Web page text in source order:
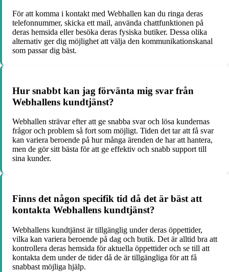
För att komma i kontakt med Webhallen kan du ringa deras
telefonnummer, skicka ett mail, använda chattfunktionen på
deras hemsida eller besöka deras fysiska butiker. Dessa olika
alternativ ger dig möjlighet att välja den kommunikationskanal
som passar dig bäst.
Hur snabbt kan jag förvänta mig svar från
Webhallens kundtjänst?
Webhallen strävar efter att ge snabba svar och lösa kundernas
frågor och problem så fort som möjligt. Tiden det tar att få svar
kan variera beroende på hur många ärenden de har att hantera,
men de gör sitt bästa för att ge effektiv och snabb support till
sina kunder.
Finns det någon specifik tid då det är bäst att
kontakta Webhallens kundtjänst?
Webhallens kundtjänst är tillgänglig under deras öppettider,
vilka kan variera beroende på dag och butik. Det är alltid bra att
kontrollera deras hemsida för aktuella öppettider och se till att
kontakta dem under de tider då de är tillgängliga för att få
snabbast möjliga hjälp.